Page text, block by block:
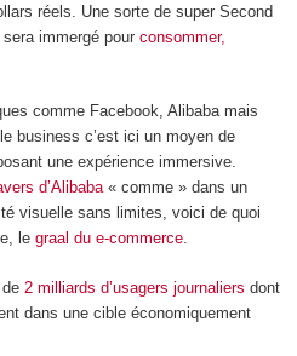
réels. Une sorte de super Second
immergé pour consommer,
comme Facebook, Alibaba mais
business c’est ici un moyen de
une expérience immersive.
d’Alibaba« comme » dans un
visuelle sans limites, voici de quoi
le graal du e-commerce.
2 milliards d’usagers journaliers dont
dans une cible économiquement